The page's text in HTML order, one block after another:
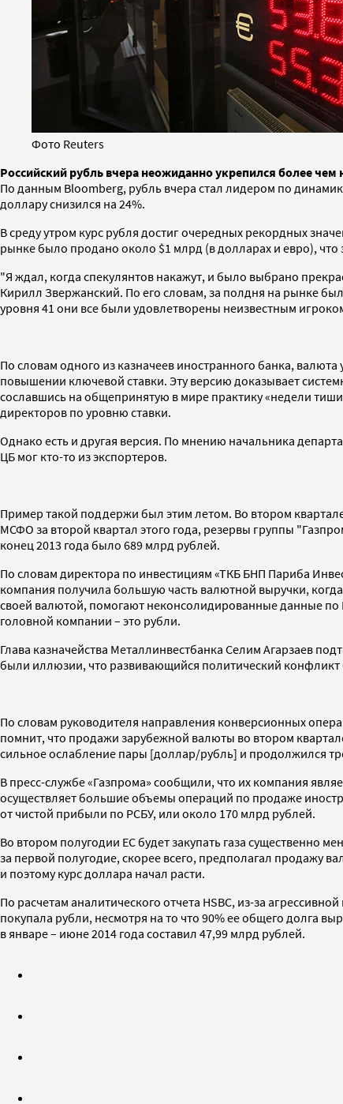
Фото Reuters
Российский рубль вчера неожиданно укрепился более
По данным Bloomberg, рубль вчера стал лидером по
доллару снизился на 24%.
В среду утром курс рубля достиг очередных рекордных
рынке было продано около $1 млрд (в долларах и евро), что
"Я ждал, когда спекулянтов накажут, и было выбрано
Кирилл Звержанский. По его словам, за полдня на рынке
уровня 41 они все были удовлетворены неизвестным
По словам одного из казначеев иностранного банка,
повышении ключевой ставки. Эту версию доказывает
сославшись на общепринятую в мире практику «недели
директоров по уровню ставки.
Однако есть и другая версия. По мнению начальника
ЦБ мог кто-то из экспортеров.
Пример такой поддержи был этим летом. Во втором
МСФО за второй квартал этого года, резервы группы
конец 2013 года было 689 млрд рублей.
По словам директора по инвестициям «ТКБ БНП Париба
компания получила большую часть валютной выручки,
своей валютой, помогают неконсолидированные данные по
головной компании – это рубли.
Глава казначейства Металлинвестбанка Селим Агарзаев
были иллюзии, что развивающийся политический конфликт
По словам руководителя направления конверсионных
помнит, что продажи зарубежной валюты во втором
сильное ослабление пары [доллар/рубль] и продолжился
В пресс-службе «Газпрома» сообщили, что их компания
осуществляет большие объемы операций по продаже
от чистой прибыли по РСБУ, или около 170 млрд рублей.
Во втором полугодии ЕС будет закупать газа существенно
за первой полугодие, скорее всего, предполагал продажу
и поэтому курс доллара начал расти.
По расчетам аналитического отчета HSBС, из-за
покупала рубли, несмотря на то что 90% ее общего долга
в январе – июне 2014 года составил 47,99 млрд рублей.